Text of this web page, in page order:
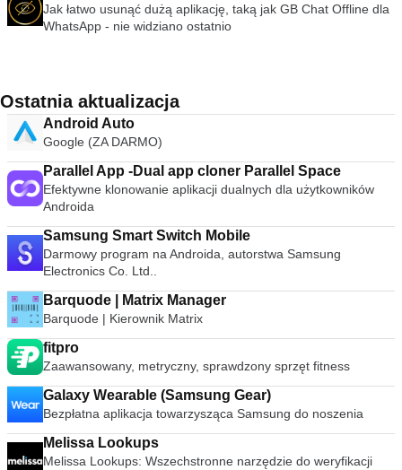
Jak łatwo usunąć dużą aplikację, taką jak GB Chat Offline dla
WhatsApp - nie widziano ostatnio
Ostatnia aktualizacja
Android Auto
Google (ZA DARMO)
Parallel App -Dual app cloner Parallel Space
Efektywne klonowanie aplikacji dualnych dla użytkowników
Androida
Samsung Smart Switch Mobile
Darmowy program na Androida, autorstwa Samsung
Electronics Co. Ltd..
Barquode | Matrix Manager
Barquode | Kierownik Matrix
fitpro
Zaawansowany, metryczny, sprawdzony sprzęt fitness
Galaxy Wearable (Samsung Gear)
Bezpłatna aplikacja towarzysząca Samsung do noszenia
Melissa Lookups
Melissa Lookups: Wszechstronne narzędzie do weryfikacji